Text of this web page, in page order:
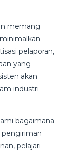
memang
pelaporan,
yang
akan
industri
bagaimana
pelajari